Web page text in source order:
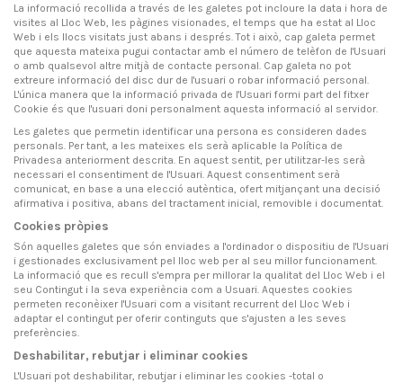
La informació recollida a través de les galetes pot incloure la data i hora de
visites al Lloc Web, les pàgines visionades, el temps que ha estat al Lloc
Web i els llocs visitats just abans i després. Tot i això, cap galeta permet
que aquesta mateixa pugui contactar amb el número de telèfon de l'Usuari
o amb qualsevol altre mitjà de contacte personal. Cap galeta no pot
extreure informació del disc dur de l'usuari o robar informació personal.
L'única manera que la informació privada de l'Usuari formi part del fitxer
Cookie és que l'usuari doni personalment aquesta informació al servidor.
Les galetes que permetin identificar una persona es consideren dades
personals. Per tant, a les mateixes els serà aplicable la Política de
Privadesa anteriorment descrita. En aquest sentit, per utilitzar-les serà
necessari el consentiment de l'Usuari. Aquest consentiment serà
comunicat, en base a una elecció autèntica, ofert mitjançant una decisió
afirmativa i positiva, abans del tractament inicial, removible i documentat.
Cookies pròpies
Són aquelles galetes que són enviades a l'ordinador o dispositiu de l'Usuari
i gestionades exclusivament pel lloc web per al seu millor funcionament.
La informació que es recull s'empra per millorar la qualitat del Lloc Web i el
seu Contingut i la seva experiència com a Usuari. Aquestes cookies
permeten reconèixer l'Usuari com a visitant recurrent del Lloc Web i
adaptar el contingut per oferir continguts que s'ajusten a les seves
preferències.
Deshabilitar, rebutjar i eliminar cookies
L'Usuari pot deshabilitar, rebutjar i eliminar les cookies -total o